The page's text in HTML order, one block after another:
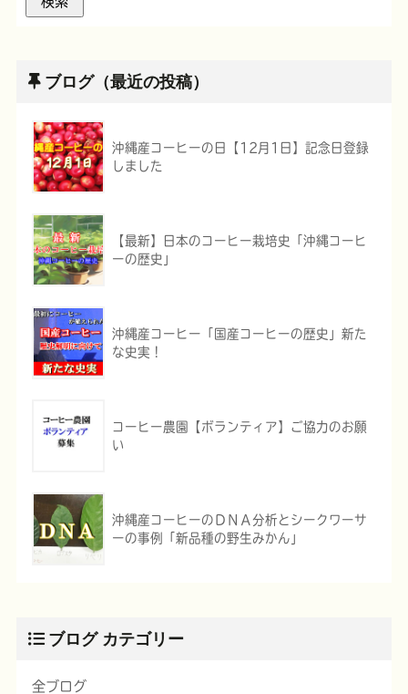
ブログ（最近の投稿）
沖縄産コーヒーの日【12月1日】記念日登録
しました
【最新】日本のコーヒー栽培史「沖縄コーヒ
ーの歴史」
沖縄産コーヒー「国産コーヒーの歴史」新た
な史実！
コーヒー農園【ボランティア】ご協力のお願
い
沖縄産コーヒーのＤＮＡ分析とシークワーサ
ーの事例「新品種の野生みかん」
ブログ カテゴリー
全ブログ